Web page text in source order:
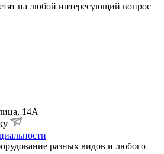
на любой интересующий вопрос
14А
разных видов и любого